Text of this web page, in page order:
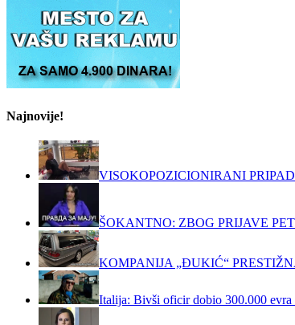
Najnovije!
VISOKOPOZICIONIRANI
ŠOKANTNO: ZBOG PRIJAVE
KOMPANIJA „ĐUKIĆ“
Italija: Bivši oficir dobio 300.000 evra